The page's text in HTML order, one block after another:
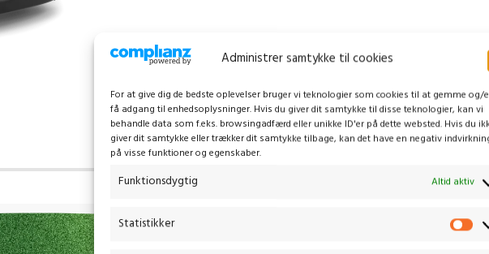
Administrer samtykke til cookies
For at give dig de bedste oplevelser bruger vi teknologier som cookies til at gemme og/
få adgang til enhedsoplysninger. Hvis du giver dit samtykke til disse teknologier, kan vi
behandle data som f.eks. browsingadfærd eller unikke ID'er på dette websted. Hvis du
giver dit samtykke eller trækker dit samtykke tilbage, kan det have en negativ
på visse funktioner og egenskaber.
Funktionsdygtig Altid aktiv
Statistikker